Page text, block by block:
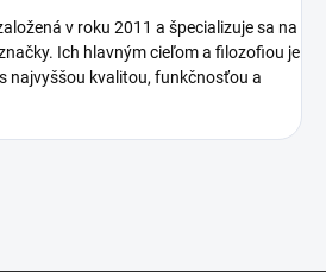
v roku 2011 a špecializuje sa na
Ich hlavným cieľom a filozofiou je
najvyššou kvalitou, funkčnosťou a